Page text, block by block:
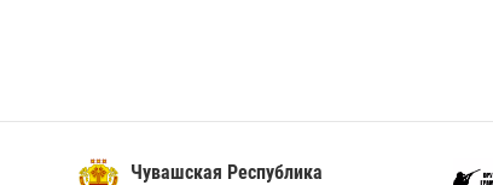
Чувашская Республика